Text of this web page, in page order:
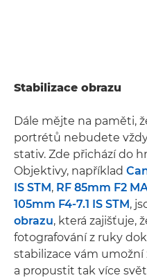
Stabilizace obrazu
Dále mějte na paměti,
portrétů nebudete
stativ. Zde přichází do
Objektivy, například
IS STM, RF 85mm F2
105mm F4-7.1 IS STM,
obrazu, která zajišťuje,
fotografování z ruky
stabilizace vám
a propustit tak více